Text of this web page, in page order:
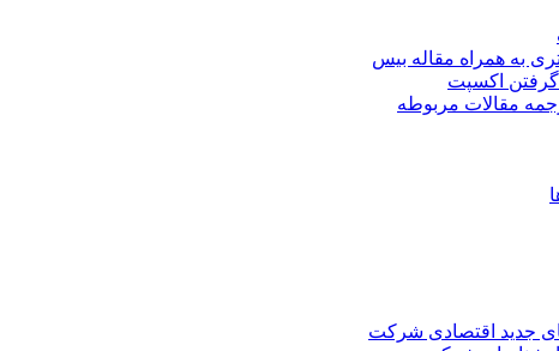
به همراه مقاله بیس
مقالات مربوطه
جدید اقتصادی شرکت